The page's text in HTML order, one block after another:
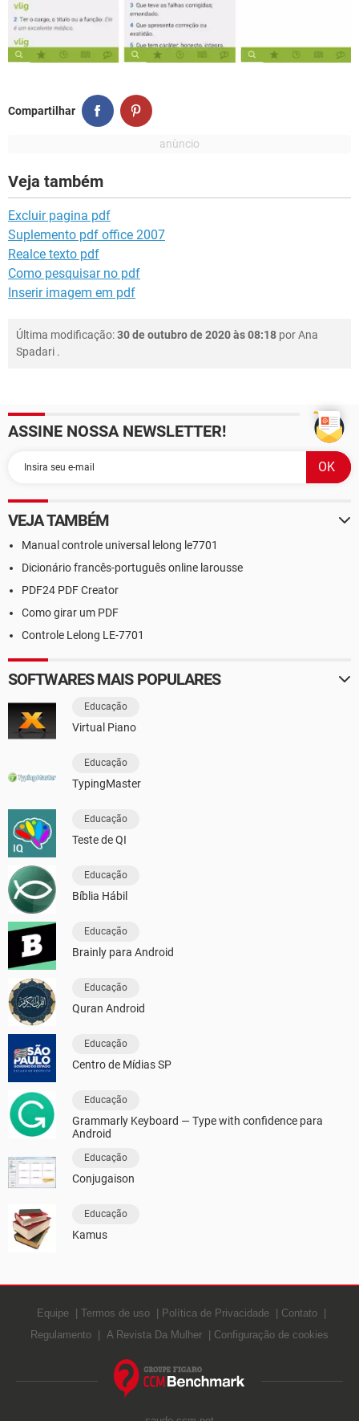
Compartilhar
Veja também
Excluir pagina pdf
Suplemento pdf office 2007
Realce texto pdf
Como pesquisar no pdf
Inserir imagem em pdf
Última modificação:30 de outubro de 2020 às 08:18 porAna
Spadari .
ASSINE NOSSA NEWSLETTER!
VEJA TAMBÉM
Manual controle universal lelong le7701
Dicionário francês-português online larousse
PDF24 PDF Creator
Como girar um PDF
Controle Lelong LE-7701
SOFTWARES MAIS POPULARES
Educação
Virtual Piano
Educação
TypingMaster
Educação
Teste de QI
Educação
Bíblia Hábil
Educação
Brainly para Android
Educação
Quran Android
Educação
Centro de Mídias SP
Educação
Grammarly Keyboard — Type with confidence para
Android
Educação
Conjugaison
Educação
Kamus
Equipe Termos de uso Política de Privacidade
Contato
Regulamento
A Revista Da Mulher Configuração de cookies